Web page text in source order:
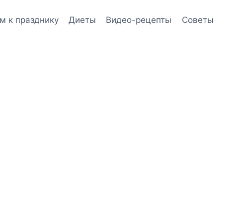
к празднику Диеты Видео-рецепты Советы